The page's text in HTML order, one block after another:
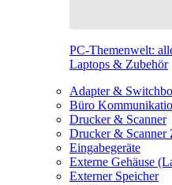
PC-Themenwelt:
Laptops & Zubehör
Adapter &
Büro
Drucker & Scanner
Drucker & Scanner
Eingabegeräte
Externe Gehäuse
Externer Speicher